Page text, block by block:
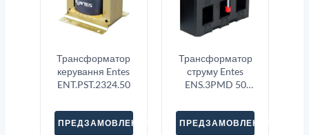
Трансформатор
керування Entes
ENT.PST.2324.50
ПРЕДЗАМОВЛЕННЯ
Трансформатор
струму Entes
ENS.3PMD 50
ПРЕДЗАМОВЛЕННЯ